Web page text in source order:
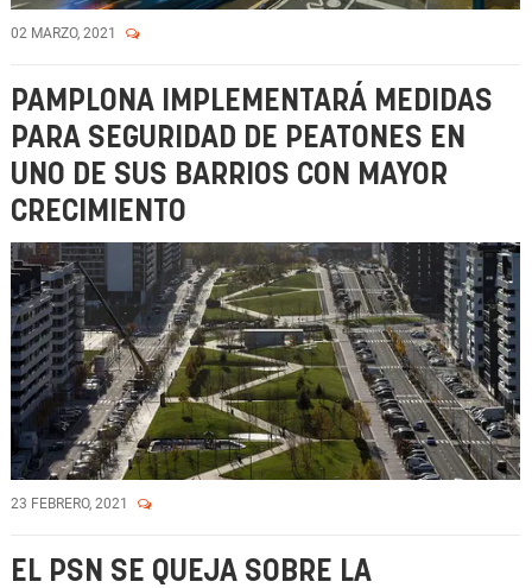
02 MARZO, 2021
PAMPLONA IMPLEMENTARÁ MEDIDAS
PARA SEGURIDAD DE PEATONES EN
UNO DE SUS BARRIOS CON MAYOR
CRECIMIENTO
23 FEBRERO, 2021
EL PSN SE QUEJA SOBRE LA